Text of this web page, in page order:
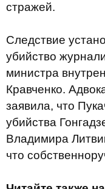
стражей.
Следствие
убийство
министра
Кравченко.
заявила, что
убийства
Владимира
что